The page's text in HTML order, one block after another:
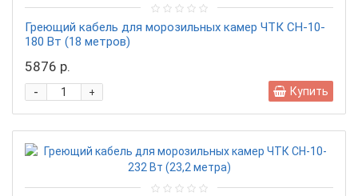
Греющий кабель для морозильных камер ЧТК СН-10-
180 Вт (18 метров)
5876 р.
+
- Купить